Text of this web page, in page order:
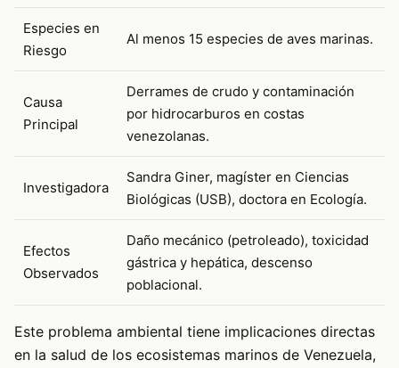
Especies en
Riesgo
Al menos 15 especies de aves marinas.
Causa
Principal
Derrames de crudo y contaminación
por hidrocarburos en costas
venezolanas.
Investigadora
Sandra Giner, magíster en Ciencias
Biológicas (USB), doctora en Ecología.
Efectos
Observados
Daño mecánico (petroleado), toxicidad
gástrica y hepática, descenso
poblacional.
Este problema ambiental tiene implicaciones directas
en la salud de los ecosistemas marinos de Venezuela,